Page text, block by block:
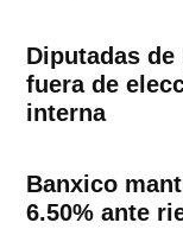
Diputadas
fuera de
interna
Banxico
6.50% ante